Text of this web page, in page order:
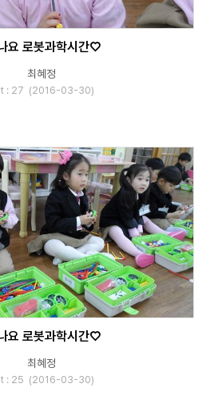
요 로봇과학시간♡
최혜정
: 27 (2016-03-30)
요 로봇과학시간♡
최혜정
: 25 (2016-03-30)